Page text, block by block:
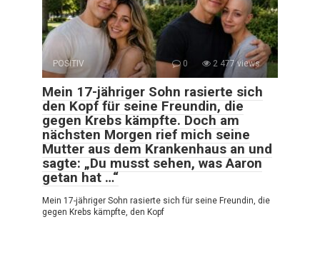
POSITIV 0 2 477 views
Mein 17-jähriger Sohn rasierte sich
den Kopf für seine Freundin, die
gegen Krebs kämpfte. Doch am
nächsten Morgen rief mich seine
Mutter aus dem Krankenhaus an und
sagte: „Du musst sehen, was Aaron
getan hat …“
Mein 17-jähriger Sohn rasierte sich für seine Freundin, die
gegen Krebs kämpfte, den Kopf